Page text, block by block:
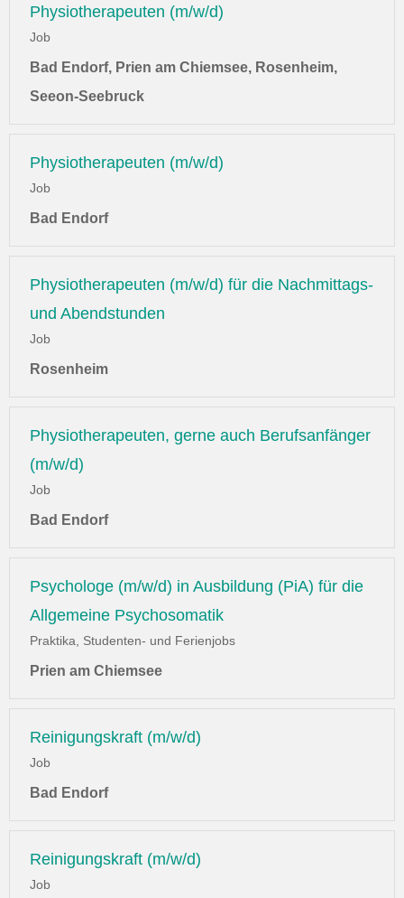
Physiotherapeuten (m/w/d)
Job
Bad Endorf, Prien am Chiemsee, Rosenheim,
Seeon-Seebruck
Physiotherapeuten (m/w/d)
Job
Bad Endorf
Physiotherapeuten (m/w/d) für die Nachmittags-
und Abendstunden
Job
Rosenheim
Physiotherapeuten, gerne auch Berufsanfänger
(m/w/d)
Job
Bad Endorf
Psychologe (m/w/d) in Ausbildung (PiA) für die
Allgemeine Psychosomatik
Praktika, Studenten- und Ferienjobs
Prien am Chiemsee
Reinigungskraft (m/w/d)
Job
Bad Endorf
Reinigungskraft (m/w/d)
Job